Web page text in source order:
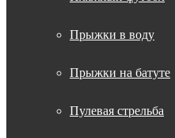
Прыжки в воду
Прыжки на батуте
Пулевая стрельба